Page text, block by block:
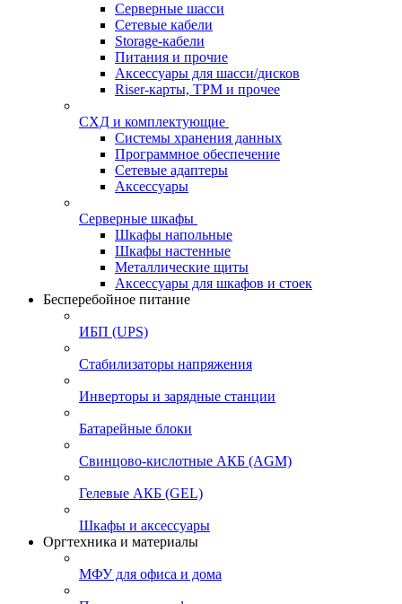
Серверные шасси
Сетевые кабели
Storage-кабели
Питания и прочие
Аксессуары для шасси/дисков
Riser-карты, TPM и прочее
СХД и комплектующие
Системы хранения данных
Программное обеспечение
Сетевые адаптеры
Аксессуары
Серверные шкафы
Шкафы напольные
Шкафы настенные
Металлические щиты
Аксессуары для шкафов и стоек
Бесперебойное питание
ИБП (UPS)
Стабилизаторы напряжения
Инверторы и зарядные станции
Батарейные блоки
Свинцово-кислотные АКБ (AGM)
Гелевые АКБ (GEL)
Шкафы и аксессуары
Оргтехника и материалы
МФУ для офиса и дома